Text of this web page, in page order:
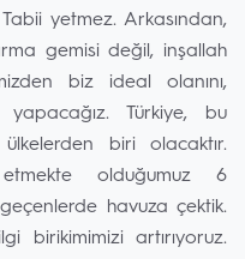
yetmez. Arkasından,
gemisi değil, inşallah
biz ideal olanını,
Türkiye, bu
biri olacaktır.
olduğumuz 6
havuza çektik.
birikimimizi artırıyoruz.